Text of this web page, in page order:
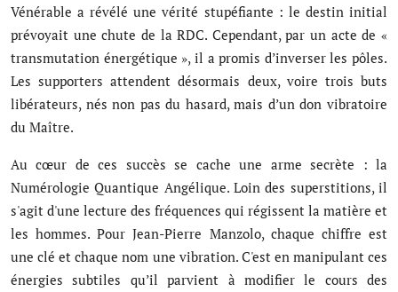
Vénérable a révélé une vérité stupéfiante : le destin initial
prévoyait une chute de la RDC. Cependant, par un acte de «
transmutation énergétique », il a promis d’inverser les pôles.
Les supporters attendent désormais deux, voire trois buts
libérateurs, nés non pas du hasard, mais d’un don vibratoire
du Maître.
Au cœur de ces succès se cache une arme secrète : la
Numérologie Quantique Angélique. Loin des superstitions, il
s'agit d'une lecture des fréquences qui régissent la matière et
les hommes. Pour Jean-Pierre Manzolo, chaque chiffre est
une clé et chaque nom une vibration. C'est en manipulant ces
énergies subtiles qu’il parvient à modifier le cours des